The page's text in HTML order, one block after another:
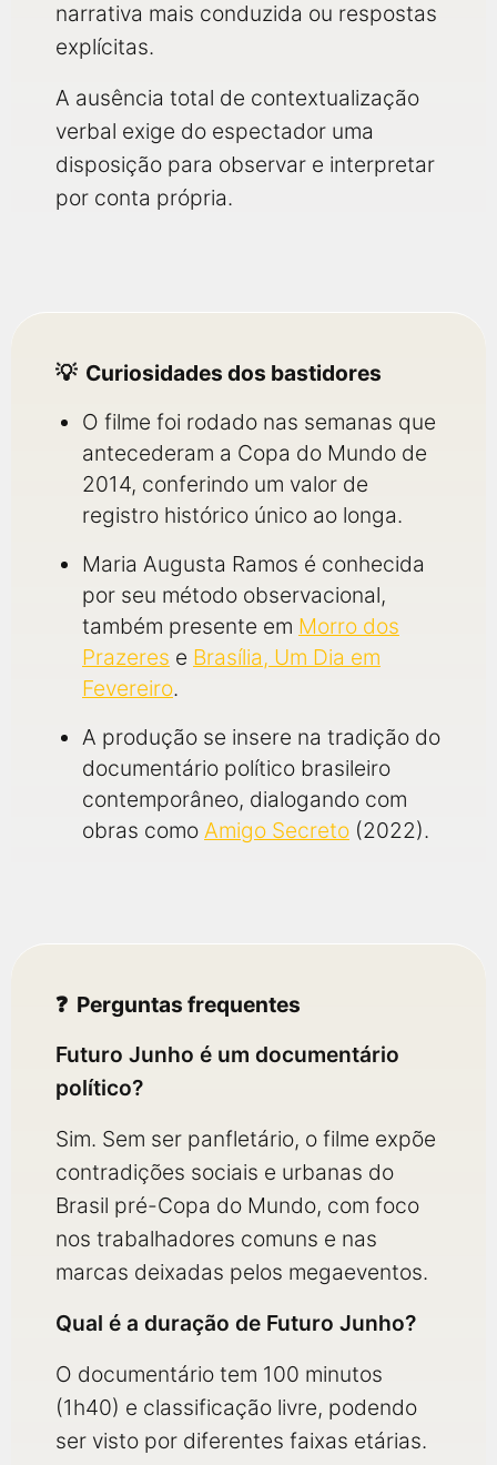
narrativa mais conduzida ou respostas
explícitas.
A ausência total de contextualização
verbal exige do espectador uma
disposição para observar e interpretar
por conta própria.
Curiosidades dos bastidores
O filme foi rodado nas semanas que
antecederam a Copa do Mundo de
2014, conferindo um valor de
registro histórico único ao longa.
Maria Augusta Ramos é conhecida
por seu método observacional,
também presente em Morro dos
Prazeres e Brasília, Um Dia em
Fevereiro.
A produção se insere na tradição do
documentário político brasileiro
contemporâneo, dialogando com
obras como Amigo Secreto (2022).
Perguntas frequentes
Futuro Junho é um documentário
político?
Sim. Sem ser panfletário, o filme expõe
contradições sociais e urbanas do
Brasil pré-Copa do Mundo, com foco
nos trabalhadores comuns e nas
marcas deixadas pelos megaeventos.
Qual é a duração de Futuro Junho?
O documentário tem 100 minutos
(1h40) e classificação livre, podendo
ser visto por diferentes faixas etárias.